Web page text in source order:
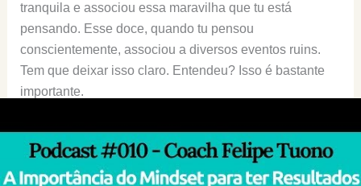
tranquila e associou essa maravilha que tu está
pensando. Esse doce, quando tu pensou
conscientemente, associou a diversos eventos ruins.
Tem que deixar isso claro. Entendeu? Isso é bastante
importante.
Guilherme:Poder recuperar essa clareza mesmo nos
momentos em que a pessoa estaria mais
emocionalmente abalada.